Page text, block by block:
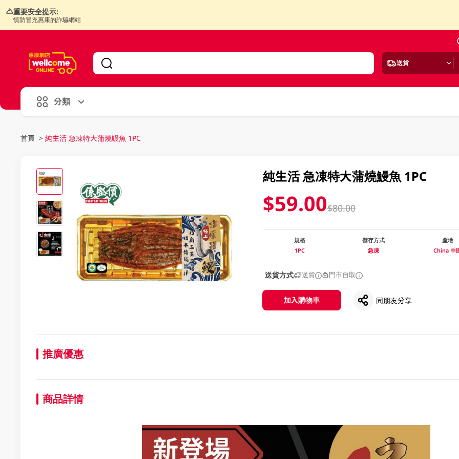
重要安全提示:
慎防冒充惠康的詐騙網站
送貨
分類
首頁 > 純生活 急凍特大蒲燒鰻魚 1PC
純生活 急凍特大蒲燒鰻魚 1PC
$59.00$80.00
規格
1PC
儲存方式
急凍
產地
China 中
送貨方式 送貨 門市自取
加入購物車 同朋友分享
推廣優惠
商品詳情